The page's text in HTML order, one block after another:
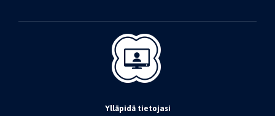
Ylläpidä tietojasi